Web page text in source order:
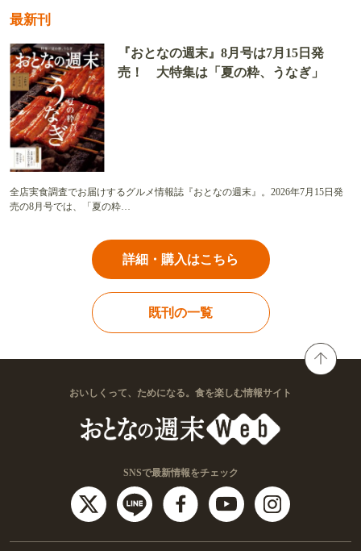
最新刊
『おとなの週末』8月号は7月15日発
売！ 大特集は「夏の粋、うなぎ」
全店実食調査でお届けするグルメ情報誌『おとなの週末』。2026年7月15日発
売の8月号では、「夏の粋…
詳細・購入はこちら
既刊の一覧
おいしくって、ためになる。食を楽しむ情報サイト
SNSで最新情報をチェック